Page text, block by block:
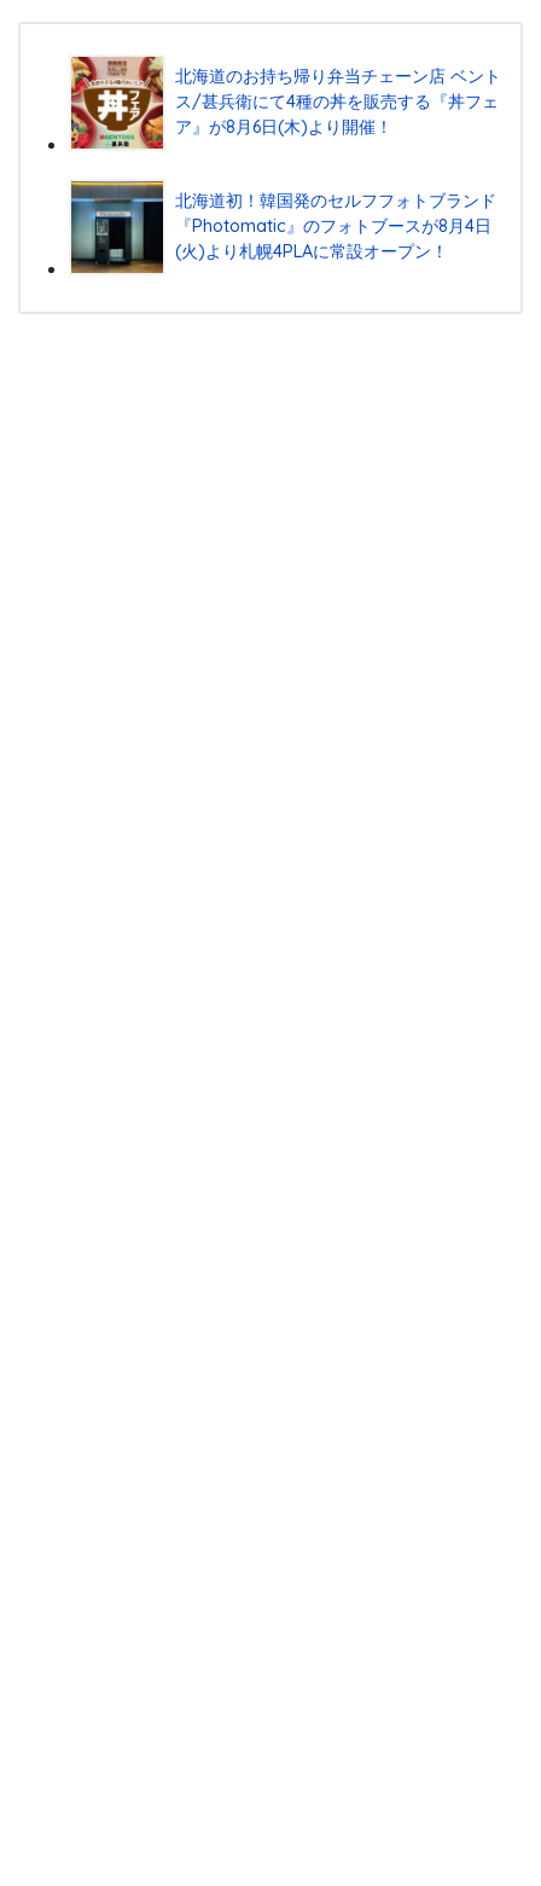
北海道のお持ち帰り弁当チェーン店 ベント
ス/甚兵衛にて4種の丼を販売する『丼フェ
ア』が8月6日(木)より開催！
北海道初！韓国発のセルフフォトブランド
『Photomatic』のフォトブースが8月4日
(火)より札幌4PLAに常設オープン！